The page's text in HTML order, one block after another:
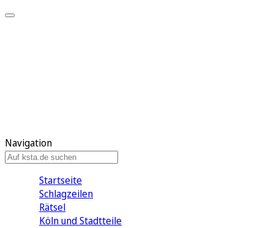
Navigation
Startseite
Schlagzeilen
Rätsel
Köln und Stadtteile